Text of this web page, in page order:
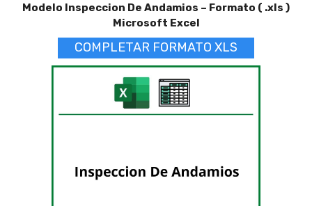
Modelo Inspeccion De Andamios – Formato ( .xls )
Microsoft Excel
COMPLETAR FORMATO XLS